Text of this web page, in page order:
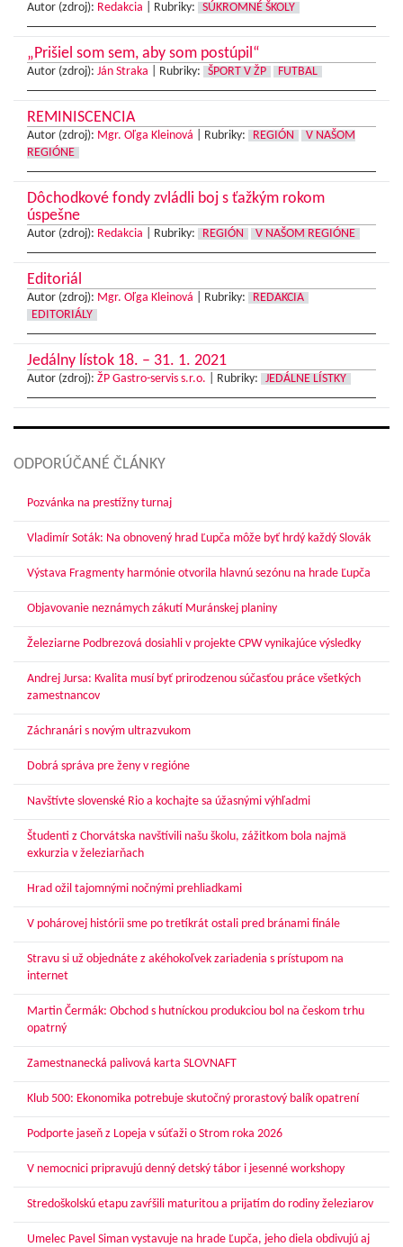
Autor (zdroj): Redakcia Rubriky: SÚKROMNÉ ŠKOLY
„Prišiel som sem, aby som postúpil“
Autor (zdroj): Ján Straka Rubriky: ŠPORT V ŽP FUTBAL
REMINISCENCIA
Autor (zdroj): Mgr. Oľga Kleinová Rubriky: REGIÓN
V NAŠOM
REGIÓNE
Dôchodkové fondy zvládli boj s ťažkým rokom
úspešne
Autor (zdroj): Redakcia Rubriky: REGIÓN V NAŠOM REGIÓNE
Editoriál
Autor (zdroj): Mgr. Oľga Kleinová Rubriky:
REDAKCIA
EDITORIÁLY
Jedálny lístok 18. – 31. 1. 2021
Autor (zdroj): ŽP Gastro-servis s.r.o. Rubriky: JEDÁLNE LÍSTKY
ODPORÚČANÉ ČLÁNKY
Pozvánka na prestížny turnaj
Vladimír Soták: Na obnovený hrad Ľupča môže byť hrdý každý Slovák
Výstava Fragmenty harmónie otvorila hlavnú sezónu na hrade Ľupča
Objavovanie neznámych zákutí Muránskej planiny
Železiarne Podbrezová dosiahli v projekte CPW vynikajúce výsledky
Andrej Jursa: Kvalita musí byť prirodzenou súčasťou práce všetkých
zamestnancov
Záchranári s novým ultrazvukom
Dobrá správa pre ženy v regióne
Navštívte slovenské Rio a kochajte sa úžasnými výhľadmi
Študenti z Chorvátska navštívili našu školu, zážitkom bola najmä
exkurzia v železiarňach
Hrad ožil tajomnými nočnými prehliadkami
V pohárovej histórii sme po tretíkrát ostali pred bránami finále
Stravu si už objednáte z akéhokoľvek zariadenia s prístupom na
internet
Martin Čermák: Obchod s hutníckou produkciou bol na českom trhu
opatrný
Zamestnanecká palivová karta SLOVNAFT
Klub 500: Ekonomika potrebuje skutočný prorastový balík opatrení
Podporte jaseň z Lopeja v súťaži o Strom roka 2026
V nemocnici pripravujú denný detský tábor i jesenné workshopy
Stredoškolskú etapu zavŕšili maturitou a prijatím do rodiny železiarov
Umelec Pavel Siman vystavuje na hrade Ľupča, jeho diela obdivujú aj